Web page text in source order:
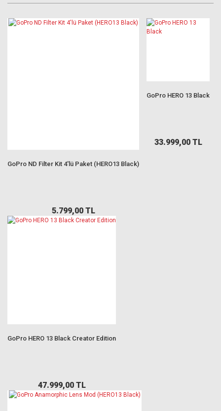
GoPro ND Filter Kit 4'lü Paket (HERO13 Black)
5.799,00 TL
GoPro HERO 13 Black
33.999,00 TL
GoPro HERO 13 Black Creator Edition
47.999,00 TL